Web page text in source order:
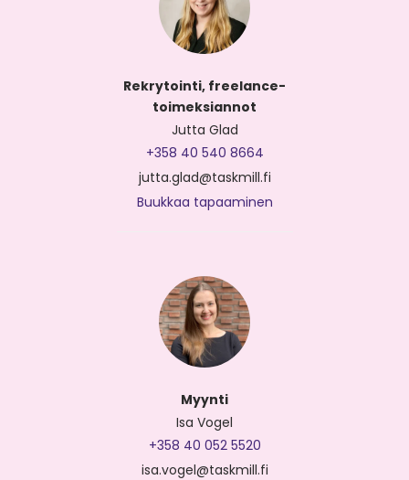
Rekrytointi, freelance-
toimeksiannot
Jutta Glad
+358 40 540 8664
jutta.glad@taskmill.fi
Buukkaa tapaaminen
Myynti
Isa Vogel
+358 40 052 5520
isa.vogel@taskmill.fi